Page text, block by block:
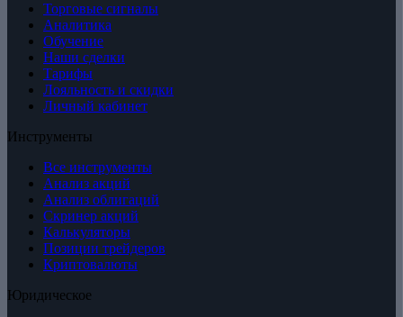
Торговые сигналы
Аналитика
Обучение
Наши сделки
Тарифы
Лояльность и скидки
Личный кабинет
Инструменты
Все инструменты
Анализ акций
Анализ облигаций
Скринер акций
Калькуляторы
Позиции трейдеров
Криптовалюты
Юридическое